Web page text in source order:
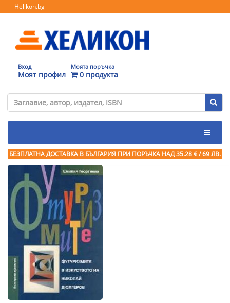
Helikon.bg
Вход
Моят профил
Моята поръчка
0 продукта
БЕЗПЛАТНА ДОСТАВКА В БЪЛГАРИЯ ПРИ ПОРЪЧКА НАД 35.28 € / 69 ЛВ.